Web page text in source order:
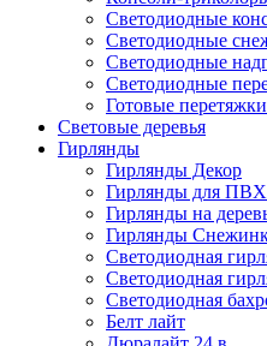
Светодиодные
Светодиодные
Светодиодные
Светодиодные
Готовые
Световые деревья
Гирлянды
Гирлянды Декор
Гирлянды для
Гирлянды на
Гирлянды
Светодиодная
Светодиодная
Светодиодная
Белт лайт